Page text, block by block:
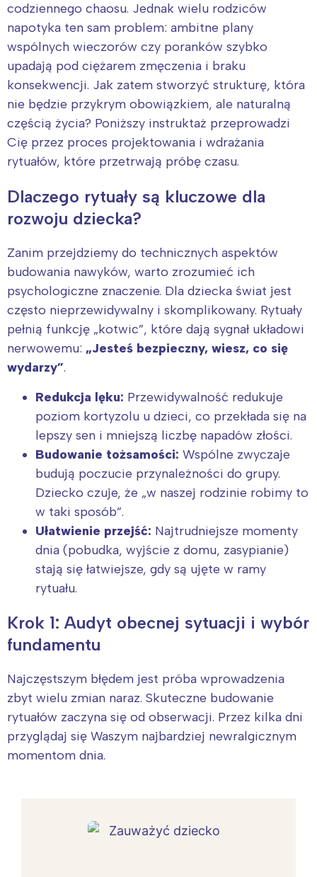
codziennego chaosu. Jednak wielu rodziców
napotyka ten sam problem: ambitne plany
wspólnych wieczorów czy poranków szybko
upadają pod ciężarem zmęczenia i braku
konsekwencji. Jak zatem stworzyć strukturę, która
nie będzie przykrym obowiązkiem, ale naturalną
częścią życia? Poniższy instruktaż przeprowadzi
Cię przez proces projektowania i wdrażania
rytuałów, które przetrwają próbę czasu.
Dlaczego rytuały są kluczowe dla
rozwoju dziecka?
Zanim przejdziemy do technicznych aspektów
budowania nawyków, warto zrozumieć ich
psychologiczne znaczenie. Dla dziecka świat jest
często nieprzewidywalny i skomplikowany. Rytuały
pełnią funkcję „kotwic”, które dają sygnał układowi
nerwowemu: „Jesteś bezpieczny, wiesz, co się
wydarzy”.
Redukcja lęku: Przewidywalność redukuje
poziom kortyzolu u dzieci, co przekłada się na
lepszy sen i mniejszą liczbę napadów złości.
Budowanie tożsamości: Wspólne zwyczaje
budują poczucie przynależności do grupy.
Dziecko czuje, że „w naszej rodzinie robimy to
w taki sposób”.
Ułatwienie przejść: Najtrudniejsze momenty
dnia (pobudka, wyjście z domu, zasypianie)
stają się łatwiejsze, gdy są ujęte w ramy
rytuału.
Krok 1: Audyt obecnej sytuacji i wybór
fundamentu
Najczęstszym błędem jest próba wprowadzenia
zbyt wielu zmian naraz. Skuteczne budowanie
rytuałów zaczyna się od obserwacji. Przez kilka dni
przyglądaj się Waszym najbardziej newralgicznym
momentom dnia.